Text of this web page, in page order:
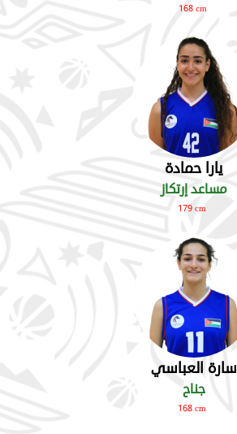
168 cm
يارا حمادة
مساعد إرتكاز
179 cm
سارة العباسي
جناح
168 cm